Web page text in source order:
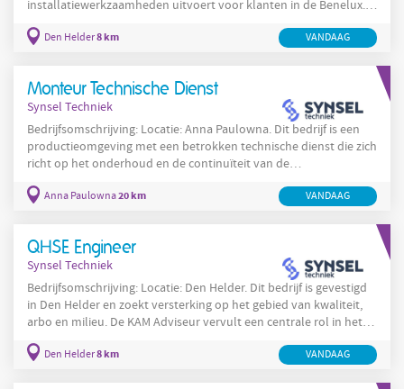
installatiewerkzaamheden uitvoert voor klanten in de Benelux.
service en het minimaliseren van storings- en uitvaltijd bij haar
van technische installaties en
Den Helder8 km VANDAAG
Monteur Technische Dienst
Synsel Techniek
Bedrijfsomschrijving: Locatie: Anna Paulowna. Dit bedrijf is een
productieomgeving met een betrokken technische dienst die zich
richt op het onderhoud en de continuïteit van de
ondersteunt de operationele lijnen en werkt aan het voorkomen
allround monteur die zelfstandig en in teamverband kan werken
en
Anna Paulowna20 km VANDAAG
QHSE Engineer
Synsel Techniek
Bedrijfsomschrijving: Locatie: Den Helder. Dit bedrijf is gevestigd
in Den Helder en zoekt versterking op het gebied van kwaliteit,
arbo en milieu. De KAM Adviseur vervult een centrale rol in het
opzetten, implementeren en bewaken van het KAM-beleid
binnen een productieomgeving. De organisatie werkt met
Den Helder8 km VANDAAG